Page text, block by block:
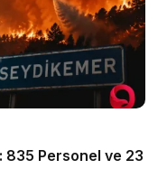
835 Personel ve 23